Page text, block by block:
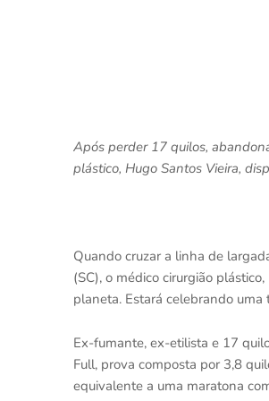
Após perder 17 quilos,
plástico, Hugo Santos Vieira,
Quando cruzar a linha de
(SC), o médico cirurgião
planeta. Estará celebrando
Ex-fumante, ex-etilista e 17
Full, prova composta por 3,8
equivalente a uma maratona